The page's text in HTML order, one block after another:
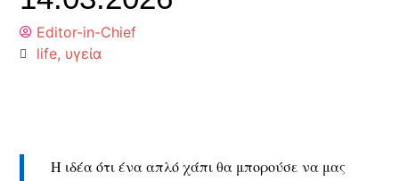
Editor-in-Chief
life, υγεία
Η ιδέα ότι ένα απλό χάπι θα μπορούσε να μας